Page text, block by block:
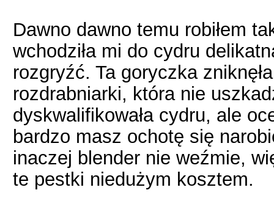
Dawno dawno temu robiłem
wchodziła mi do cydru
rozgryźć. Ta goryczka
rozdrabniarki, która nie
dyskwalifikowała cydru, ale
bardzo masz ochotę się
inaczej blender nie weźmie,
te pestki niedużym kosztem.